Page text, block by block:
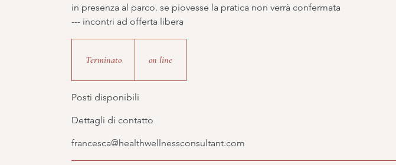
in presenza al parco. se piovesse la pratica non verrà confermata
Terminato
m
a
t
on line
Posti disponibili
Dettagli di contatto
francesca@healthwellnessconsultant.com